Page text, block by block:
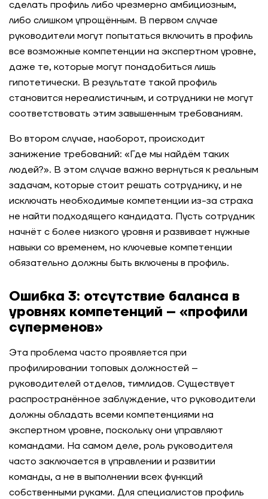
сделать профиль либо чрезмерно амбициозным,
либо слишком упрощённым. В первом случае
руководители могут попытаться включить в профиль
все возможные компетенции на экспертном уровне,
даже те, которые могут понадобиться лишь
гипотетически. В результате такой профиль
становится нереалистичным, и сотрудники не могут
соответствовать этим завышенным требованиям.
Во втором случае, наоборот, происходит
занижение требований: «Где мы найдём таких
людей?». В этом случае важно вернуться к реальным
задачам, которые стоит решать сотруднику, и не
исключать необходимые компетенции из-за страха
не найти подходящего кандидата. Пусть сотрудник
начнёт с более низкого уровня и развивает нужные
навыки со временем, но ключевые компетенции
обязательно должны быть включены в профиль.
Ошибка 3: отсутствие баланса в
уровнях компетенций – «профили
суперменов»
Эта проблема часто проявляется при
профилировании топовых должностей –
руководителей отделов, тимлидов. Существует
распространённое заблуждение, что руководители
должны обладать всеми компетенциями на
экспертном уровне, поскольку они управляют
командами. На самом деле, роль руководителя
часто заключается в управлении и развитии
команды, а не в выполнении всех функций
собственными руками. Для специалистов профиль